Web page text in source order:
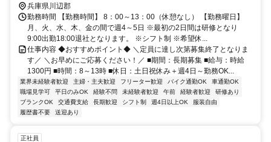
440円×勤務日数分支給（例：440円×20日勤務＝8,800円）→車バイ
ク通勤もガソリン代として支給◎※詳細は面接時に説明いたします＊
送迎バスについて＊本数多数！川西能勢駅間 所要時間25分ほど。
兵庫県川辺郡
勤務時間 【勤務時間】 8：00～13：00（休憩なし） 【勤務曜日】
月、火、水、木、金の間で週4～5日 ※最初の2日間は研修となり
9:00出勤18:00退社となります。 ※シフト制 ※希望休...
仕事内容 ◆おすすめポイント◆ ＼定員に達し次第募集終了となりま
す／ ＼お早めにご応募ください！／ ■期間：長期募集 ■給与：時給
1300円 ■時間：8～13時 ■休日：土日祝休み＋週4日～勤務OK...
業界未経験者歓迎 主婦・主夫歓迎 フリーター歓迎 バイク通勤OK
車通勤OK
職場見学可
平日のみOK 経験不問 未経験者歓迎 午前 経験者歓迎
研修あり
ブランクOK
交通費支給 長期歓迎 シフト制 週4日以上OK
服装自由
履歴書不要
送迎あり
正社員